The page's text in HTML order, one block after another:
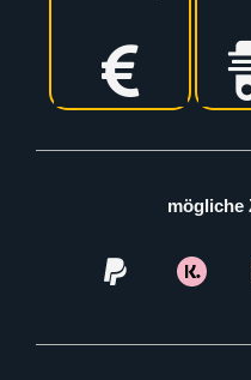
mögliche